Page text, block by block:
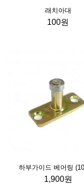
래치아대
100원
하부가이드 베어링
1,900원